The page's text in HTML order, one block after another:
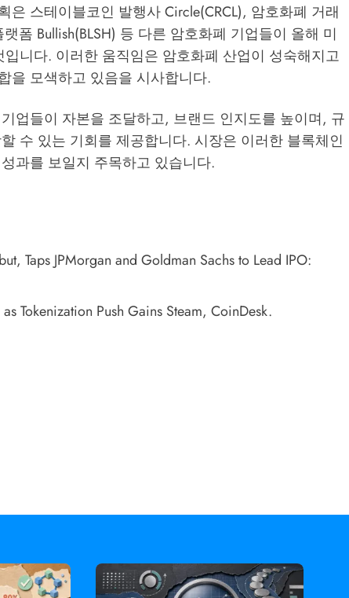
은 스테이블코인 발행사 Circle(CRCL), 암호화폐 거래
폼 Bullish(BLSH) 등 다른 암호화폐 기업들이 올해 미
니다. 이러한 움직임은 암호화폐 산업이 성숙해지고
을 모색하고 있음을 시사합니다.
업들이 자본을 조달하고, 브랜드 인지도를 높이며, 규
수 있는 기회를 제공합니다. 시장은 이러한 블록체인
과를 보일지 주목하고 있습니다.
Taps JPMorgan and Goldman Sachs to Lead IPO:
Tokenization Push Gains Steam, CoinDesk.